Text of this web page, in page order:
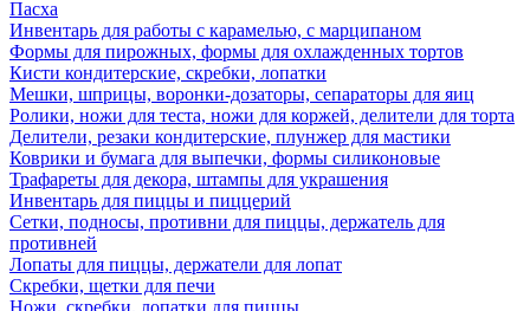
Пасха
Инвентарь для работы с карамелью, с марципаном
Формы для пирожных, формы для охлажденных тортов
Кисти кондитерские, скребки, лопатки
Мешки, шприцы, воронки-дозаторы, сепараторы для яиц
Ролики, ножи для теста, ножи для коржей, делители для торта
Делители, резаки кондитерские, плунжер для мастики
Коврики и бумага для выпечки, формы силиконовые
Трафареты для декора, штампы для украшения
Инвентарь для пиццы и пиццерий
Сетки, подносы, противни для пиццы, держатель для
противней
Лопаты для пиццы, держатели для лопат
Скребки, щетки для печи
Ножи, скребки, лопатки для пиццы